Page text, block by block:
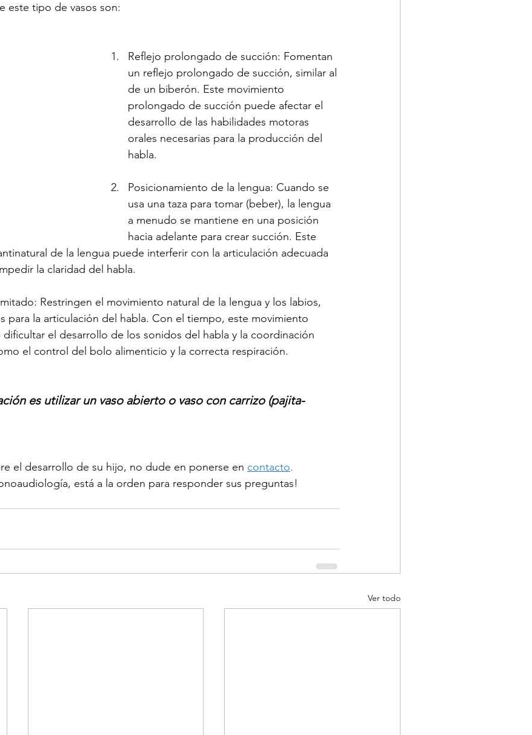
este tipo de vasos son:
Reflejo prolongado de succión: Fomentan
un reflejo prolongado de succión, similar al
de un biberón. Este movimiento
prolongado de succión puede afectar el
desarrollo de las habilidades motoras
orales necesarias para la producción del
habla.
Posicionamiento de la lengua: Cuando se
usa una taza para tomar (beber), la lengua
a menudo se mantiene en una posición
hacia adelante para crear succión. Este
de la lengua puede interferir con la articulación adecuada
la claridad del habla.
Restringen el movimiento natural de la lengua y los labios,
para la articulación del habla. Con el tiempo, este movimiento
el desarrollo de los sonidos del habla y la coordinación
el control del bolo alimenticio y la correcta respiración.
es utilizar un vaso abierto o vaso con carrizo (pajita-
el desarrollo de su hijo, no dude en ponerse en contacto.
está a la orden para responder sus preguntas!
Ver todo